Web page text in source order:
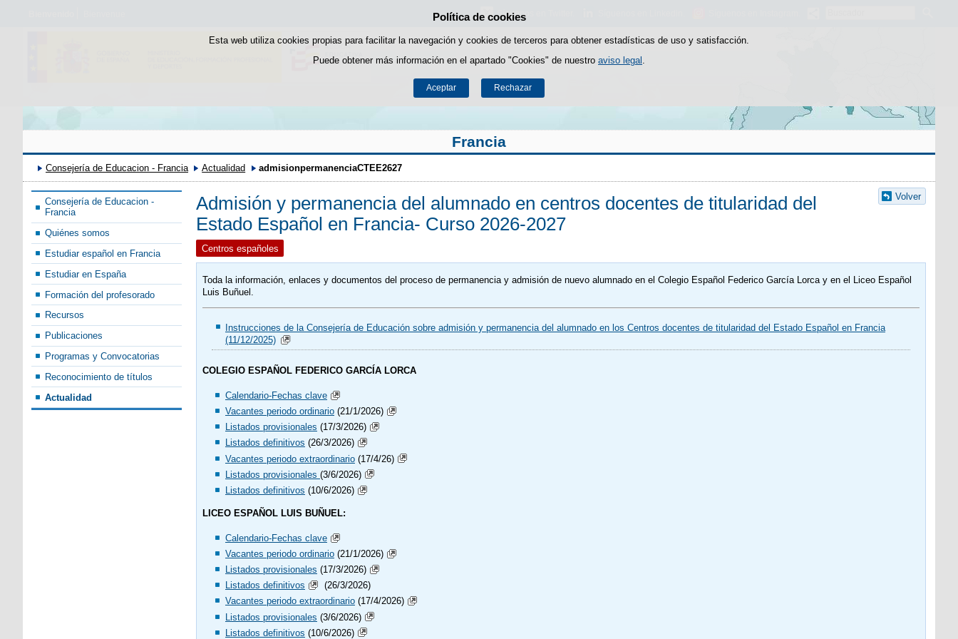
Política de cookies
Esta web utiliza cookies propias para facilitar la navegación y cookies de terceros para obtener estadísticas de uso y satisfacción.
Puede obtener más información en el apartado "Cookies" de nuestro aviso legal
Aceptar Rechazar
Saltar al contenido
Síguenos en Twitter.
Francia
Consejería de Educacion - Francia Actualidad admisionpermanenciaCTEE2627
Consejería de Educacion -
Francia
Quiénes somos
Estudiar español en Francia
Estudiar en España
Formación del profesorado
Recursos
Publicaciones
Programas y Convocatorias
Reconocimiento de títulos
Actualidad
Volver
Admisión y permanencia del alumnado en centros docentes de titularidad del
Estado Español en Francia- Curso 2026-2027
Centros españoles
Toda la información, enlaces y documentos del proceso de permanencia y admisión de nuevo alumnado en el Colegio Español Federico García Lorca y en el Liceo Español
Luis Buñuel.
Instrucciones de la Consejería de Educación sobre admisión y permanencia del alumnado en los Centros docentes de titularidad del Estado Español en Francia
(11/12/2025)
COLEGIO ESPAÑOL FEDERICO GARCÍA LORCA
Calendario-Fechas clave
Vacantes periodo ordinario(21/1/2026)
Listados provisionales (17/3/2026)
Listados definitivos (26/3/2026)
Vacantes periodo extraordinario(17/4/26)
Listados provisionales (3/6/2026)
Listados definitivos (10/6/2026)
LICEO ESPAÑOL LUIS BUÑUEL:
Calendario-Fechas clave
Vacantes periodo ordinario(21/1/2026)
Listados provisionales (17/3/2026)
Listados definitivos
(26/3/2026)
Vacantes periodo extraordinario(17/4/2026)
Listados provisionales (3/6/2026)
Listados definitivos (10/6/2026)